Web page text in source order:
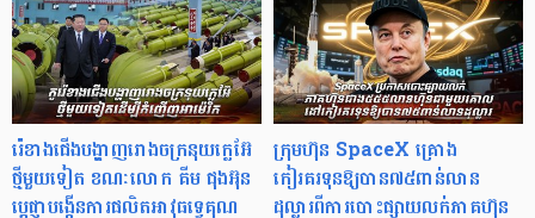
រ៉េខាងជើងបង្ហាញរោងចក្រនុយក្លេអ៊ែ
ថ្មីមួយទៀត ខណៈលោក គីម ជុងអ៊ុន
ប្តេជ្ញាបង្កើនការផលិតអាវុធទ្វេគុណ
ក្រុមហ៊ុន SpaceX គ្រោង
កៀរគរទុនឱ្យបាន៧៥ពាន់លាន
ដុល្លារពីការបោះផ្សាយលក់ភាគហ៊ុន